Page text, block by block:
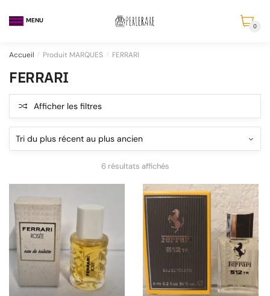
MENU
0
Accueil / Produit MARQUES / FERRARI
FERRARI
Afficher les filtres
6 résultats affichés